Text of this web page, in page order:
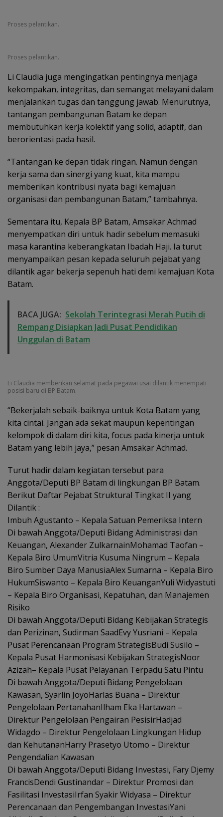
Proses pelantikan.
Proses pelantikan.
Li Claudia juga mengingatkan pentingnya menjaga
kekompakan, integritas, dan semangat melayani dalam
menjalankan tugas dan tanggung jawab. Menurutnya,
tantangan pembangunan Batam ke depan
membutuhkan kerja kolektif yang solid, adaptif, dan
berorientasi pada hasil.
“Tantangan ke depan tidak ringan. Namun dengan
kerja sama dan sinergi yang kuat, kita mampu
memberikan kontribusi nyata bagi kemajuan
organisasi dan pembangunan Batam,” tambahnya.
Sementara itu, Kepala BP Batam, Amsakar Achmad
menyempatkan diri untuk hadir sebelum memasuki
masa karantina keberangkatan Ibadah Haji. Ia turut
menyampaikan pesan kepada seluruh pejabat yang
dilantik agar bekerja sepenuh hati demi kemajuan Kota
Batam.
BACA JUGA: Sekolah Terintegrasi Merah Putih di
Rempang Disiapkan Jadi Pusat Pendidikan
Unggulan di Batam
Li Claudia memberikan selamat pada pegawai usai dilantik menempati
posisi baru di BP Batam.
“Bekerjalah sebaik-baiknya untuk Kota Batam yang
kita cintai. Jangan ada sekat maupun kepentingan
kelompok di dalam diri kita, focus pada kinerja untuk
Batam yang lebih jaya,” pesan Amsakar Achmad.
Turut hadir dalam kegiatan tersebut para
Anggota/Deputi BP Batam di lingkungan BP Batam.
Berikut Daftar Pejabat Struktural Tingkat II yang
Dilantik :
Imbuh Agustanto – Kepala Satuan Pemeriksa Intern
Di bawah Anggota/Deputi Bidang Administrasi dan
Keuangan, Alexander ZulkarnainMohamad Taofan –
Kepala Biro UmumVitria Kusuma Ningrum – Kepala
Biro Sumber Daya ManusiaAlex Sumarna – Kepala Biro
HukumSiswanto – Kepala Biro KeuanganYuli Widyastuti
– Kepala Biro Organisasi, Kepatuhan, dan Manajemen
Risiko
Di bawah Anggota/Deputi Bidang Kebijakan Strategis
dan Perizinan, Sudirman SaadEvy Yusriani – Kepala
Pusat Perencanaan Program StrategisBudi Susilo –
Kepala Pusat Harmonisasi Kebijakan StrategisNoor
Azizah– Kepala Pusat Pelayanan Terpadu Satu Pintu
Di bawah Anggota/Deputi Bidang Pengelolaan
Kawasan, Syarlin JoyoHarlas Buana – Direktur
Pengelolaan PertanahanIlham Eka Hartawan –
Direktur Pengelolaan Pengairan PesisirHadjad
Widagdo – Direktur Pengelolaan Lingkungan Hidup
dan KehutananHarry Prasetyo Utomo – Direktur
Pengendalian Kawasan
Di bawah Anggota/Deputi Bidang Investasi, Fary Djemy
FrancisDendi Gustinandar – Direktur Promosi dan
Fasilitasi InvestasiIrfan Syakir Widyasa – Direktur
Perencanaan dan Pengembangan InvestasiYani